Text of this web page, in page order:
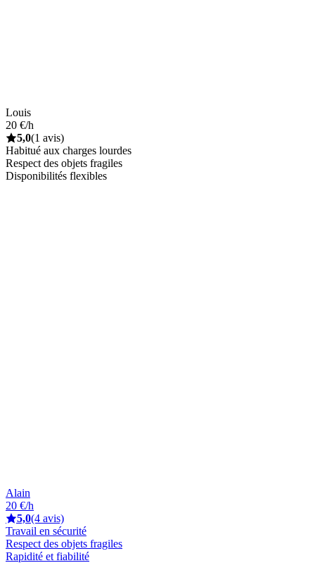
Louis
20 €/h
5,0(1 avis)
Habitué aux charges lourdes
Respect des objets fragiles
Disponibilités flexibles
Alain
20 €/h
5,0(4 avis)
Travail en sécurité
Respect des objets fragiles
Rapidité et fiabilité